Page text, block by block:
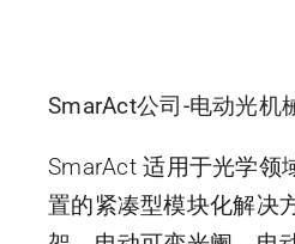
SmarAct公司-电动光机
SmarAct 适用于光学领
置的紧凑型模块化解决